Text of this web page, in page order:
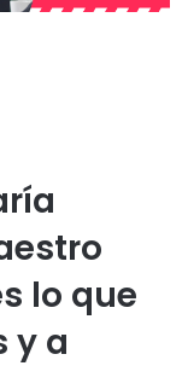
lo que
y a